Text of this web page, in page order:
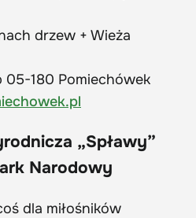
drzew + Wieża
05-180 Pomiechówek
„Spławy”
Narodowy
dla miłośników